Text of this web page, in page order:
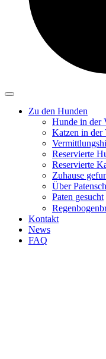
Zu den Hunden
Hunde in der
Katzen in der
Reservierte
Reservierte
Zuhause
Über
Paten gesucht
Kontakt
News
FAQ